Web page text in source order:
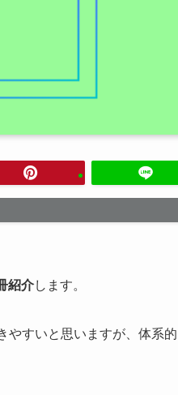
紹介します。
やすいと思いますが、体系的